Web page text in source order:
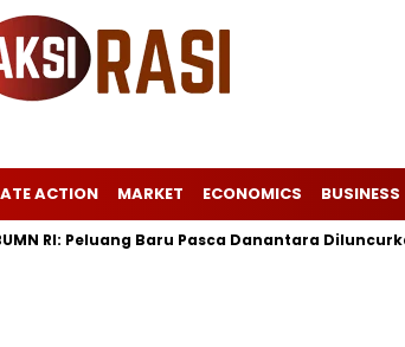
ACTION MARKET ECONOMICS BUSINESS
Peluang Baru Pasca Danantara Diluncurkan